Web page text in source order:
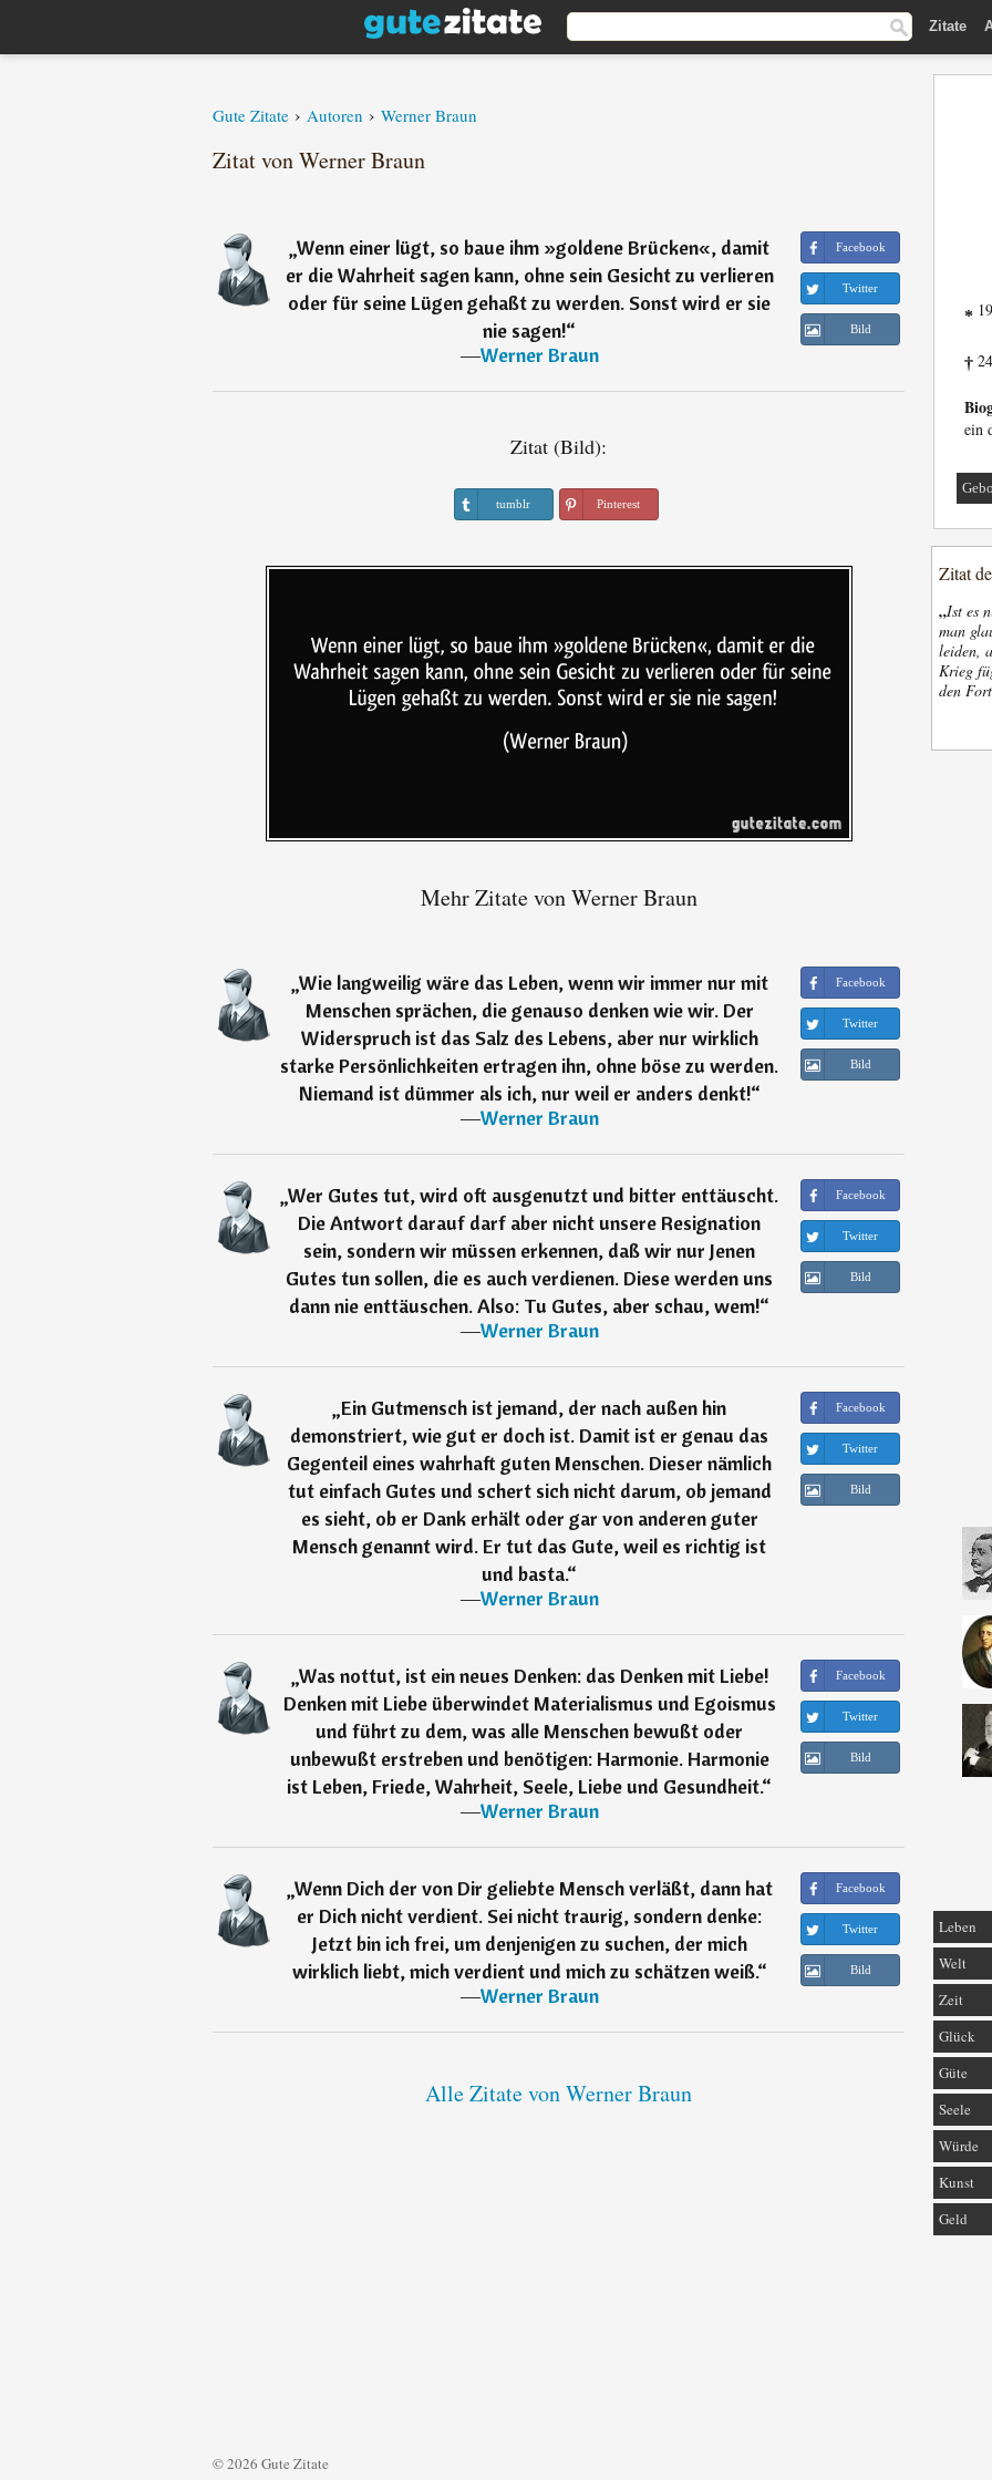
Zitate
Gute Zitate › Autoren › Werner Braun
Zitat von Werner Braun
„Wenn einer lügt, so baue ihm »goldene Brücken«, damit
er die Wahrheit sagen kann, ohne sein Gesicht zu verlieren
oder für seine Lügen gehaßt zu werden. Sonst wird er sie
nie sagen!“
―Werner Braun
Facebook
Twitter
Bild
Zitat (Bild):
tumblr Pinterest
Mehr Zitate von Werner Braun
„Wie langweilig wäre das Leben, wenn wir immer nur mit
Menschen sprächen, die genauso denken wie wir. Der
Widerspruch ist das Salz des Lebens, aber nur wirklich
starke Persönlichkeiten ertragen ihn, ohne böse zu werden.
Niemand ist dümmer als ich, nur weil er anders denkt!“
―Werner Braun
Facebook
Twitter
Bild
„Wer Gutes tut, wird oft ausgenutzt und bitter enttäuscht.
Die Antwort darauf darf aber nicht unsere Resignation
sein, sondern wir müssen erkennen, daß wir nur Jenen
Gutes tun sollen, die es auch verdienen. Diese werden uns
dann nie enttäuschen. Also: Tu Gutes, aber schau, wem!“
―Werner Braun
Facebook
Twitter
Bild
„Ein Gutmensch ist jemand, der nach außen hin
demonstriert, wie gut er doch ist. Damit ist er genau das
Gegenteil eines wahrhaft guten Menschen. Dieser nämlich
tut einfach Gutes und schert sich nicht darum, ob jemand
es sieht, ob er Dank erhält oder gar von anderen guter
Mensch genannt wird. Er tut das Gute, weil es richtig ist
und basta.“
―Werner Braun
Facebook
Twitter
Bild
„Was nottut, ist ein neues Denken: das Denken mit Liebe!
Denken mit Liebe überwindet Materialismus und Egoismus
und führt zu dem, was alle Menschen bewußt oder
unbewußt erstreben und benötigen: Harmonie. Harmonie
ist Leben, Friede, Wahrheit, Seele, Liebe und Gesundheit.“
―Werner Braun
Facebook
Twitter
Bild
„Wenn Dich der von Dir geliebte Mensch verläßt, dann hat
er Dich nicht verdient. Sei nicht traurig, sondern denke:
Jetzt bin ich frei, um denjenigen zu suchen, der mich
wirklich liebt, mich verdient und mich zu schätzen weiß.“
―Werner Braun
Facebook
Twitter
Bild
Alle Zitate von Werner Braun
*
†
ein
Zitat
„Ist es
man
leiden,
Krieg
den
Leben
Welt
Zeit
Glück
Güte
Seele
Würde
Kunst
Geld
© 2026 Gute Zitate